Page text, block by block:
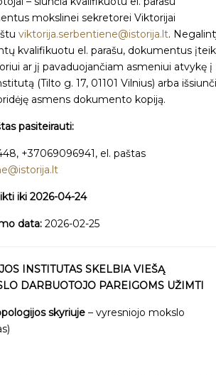
mokslinei sekretorei Viktorijai
viktorija.serbentiene@istorija.lt.
kvalifikuotu el. parašu, dokumentus
ar jį pavaduojančiam asmeniui atvykę į
(Tilto g. 17, 01101 Vilnius) arba
asmens dokumento kopiją.
pasiteirauti:
+37069096941, el. paštas
iki 2026-04-24
data: 2026-02-25
INSTITUTAS SKELBIA VIEŠĄ
DARBUOTOJO PAREIGOMS UŽIMTI
skyriuje – vyresniojo mokslo